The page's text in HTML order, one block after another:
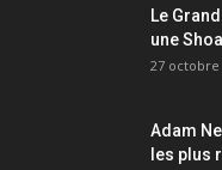
Le
une
27 octobre
Adam
les plus